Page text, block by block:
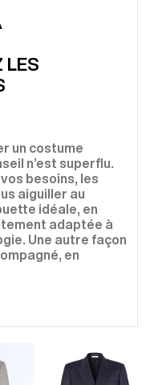
LES
un costume
n’est superflu.
besoins, les
aiguiller au
idéale, en
adaptée à
Une autre façon
en